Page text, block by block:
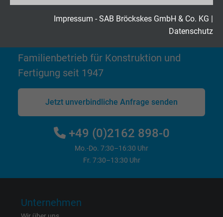
2 Jahre
Zweck
Erzeugt statistische Daten darüber, wie der
Anbieter Google LLC
Zweck
Cookie von Google für Website-Analysen.
Erzeugt statistische Daten darüber, wie der
Impressum - SAB Bröckskes GmbH & Co. KG |
Datenschutz
Hochflexible Kabel & Leitungen
Familienbetrieb für Konstruktion und
Fertigung seit 1947
Jetzt unverbindliche Anfrage senden
+49 (0)2162 898-0
Mo.-Do. 7:30–16:30 Uhr
Fr. 7:30–13:30 Uhr
Unternehmen